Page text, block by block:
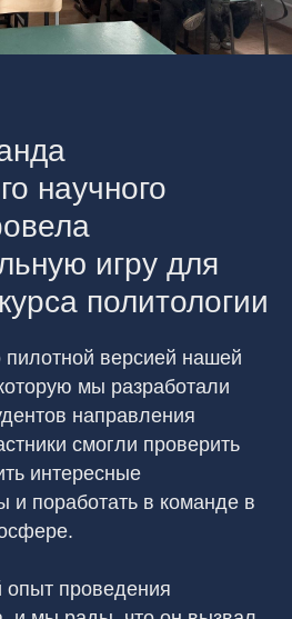
научного
игру для
политологии
версией нашей
мы разработали
направления
смогли проверить
интересные
и поработать в команде в
проведения